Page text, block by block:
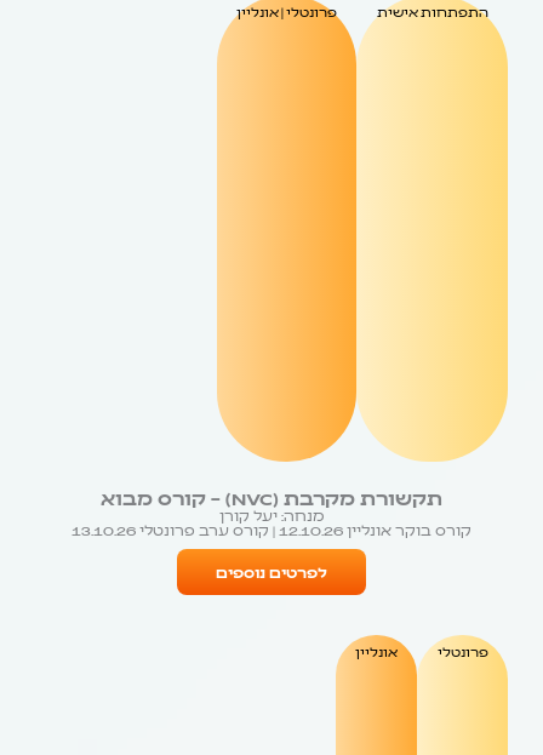
התפתחות אישית פרונטלי | אונליין
תקשורת מקרבת (NVC) – קורס מבוא
מנחה: יעל קורן
קורס בוקר אונליין 12.10.26 | קורס ערב פרונטלי 13.10.26
לפרטים נוספים
פרונטלי אונליין